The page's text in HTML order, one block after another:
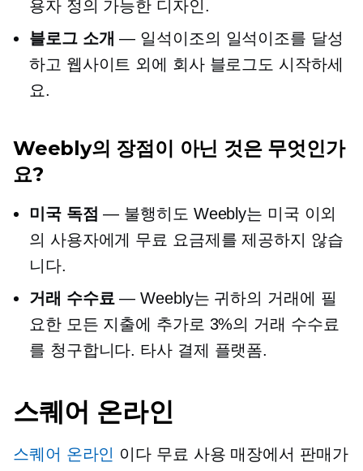
용자 정의 가능한 디자인.
블로그 소개 — 일석이조의 일석이조를 달성
하고 웹사이트 외에 회사 블로그도 시작하세
요.
Weebly의 장점이 아닌 것은 무엇인가
요?
미국 독점 — 불행히도 Weebly는 미국 이외
의 사용자에게 무료 요금제를 제공하지 않습
니다.
거래 수수료 — Weebly는 귀하의 거래에 필
요한 모든 지출에 추가로 3%의 거래 수수료
를 청구합니다. 타사결제 플랫폼.
스퀘어 온라인
스퀘어 온라인 이다 무료 사용 매장에서 판매가